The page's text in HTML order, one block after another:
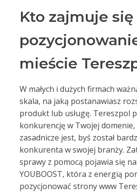
Kto zajmuje się
mieście
W małych i dużych firmach
skala, na jaką postanawiasz
produkt lub usługę. Tereszpol
konkurencję w Twojej
zasadnicze jest, byś został
konkurenta w swojej branży.
sprawy z pomocą pojawia się
YOUBOOST, która z energią
pozycjonować strony www